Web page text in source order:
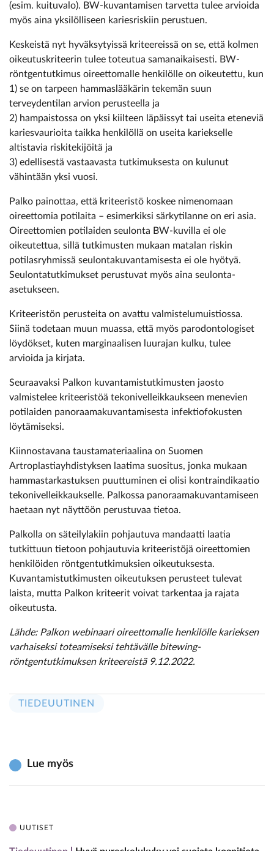
(esim. kuituvalo). BW-kuvantamisen tarvetta tulee arvioida
myös aina yksilölliseen kariesriskiin perustuen.
Keskeistä nyt hyväksytyissä kriteereissä on se, että kolmen
oikeutuskriteerin tulee toteutua samanaikaisesti. BW-
röntgentutkimus oireettomalle henkilölle on oikeutettu, kun
1) se on tarpeen hammaslääkärin tekemän suun
terveydentilan arvion perusteella ja
2) hampaistossa on yksi kiilteen läpäissyt tai useita eteneviä
kariesvaurioita taikka henkilöllä on useita kariekselle
altistavia riskitekijöitä ja
3) edellisestä vastaavasta tutkimuksesta on kulunut
vähintään yksi vuosi.
Palko painottaa, että kriteeristö koskee nimenomaan
oireettomia potilaita – esimerkiksi särkytilanne on eri asia.
Oireettomien potilaiden seulonta BW-kuvilla ei ole
oikeutettua, sillä tutkimusten mukaan matalan riskin
potilasryhmissä seulontakuvantamisesta ei ole hyötyä.
Seulontatutkimukset perustuvat myös aina seulonta-
asetukseen.
Kriteeristön perusteita on avattu valmistelumuistiossa.
Siinä todetaan muun muassa, että myös parodontologiset
löydökset, kuten marginaalisen luurajan kulku, tulee
arvioida ja kirjata.
Seuraavaksi Palkon kuvantamistutkimusten jaosto
valmistelee kriteeristöä tekonivelleikkaukseen menevien
potilaiden panoraamakuvantamisesta infektiofokusten
löytämiseksi.
Kiinnostavana taustamateriaalina on Suomen
Artroplastiayhdistyksen laatima suositus, jonka mukaan
hammastarkastuksen puuttuminen ei olisi kontraindikaatio
tekonivelleikkaukselle. Palkossa panoraamakuvantamiseen
haetaan nyt näyttöön perustuvaa tietoa.
Palkolla on säteilylakiin pohjautuva mandaatti laatia
tutkittuun tietoon pohjautuvia kriteeristöjä oireettomien
henkilöiden röntgentutkimuksien oikeutuksesta.
Kuvantamistutkimusten oikeutuksen perusteet tulevat
laista, mutta Palkon kriteerit voivat tarkentaa ja rajata
oikeutusta.
Lähde: Palkon webinaari oireettomalle henkilölle karieksen
varhaiseksi toteamiseksi tehtävälle bitewing-
röntgentutkimuksen kriteereistä 9.12.2022.
TIEDEUUTINEN
Lue myös
UUTISET